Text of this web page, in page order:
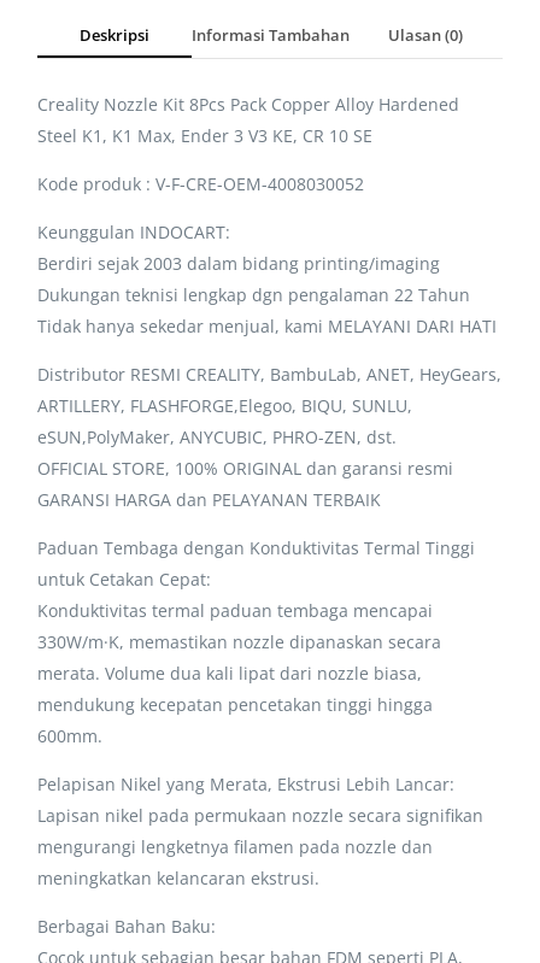
Deskripsi Informasi Tambahan Ulasan (0)
Creality Nozzle Kit 8Pcs Pack Copper Alloy Hardened
Steel K1, K1 Max, Ender 3 V3 KE, CR 10 SE
Kode produk : V-F-CRE-OEM-4008030052
Keunggulan INDOCART:
Berdiri sejak 2003 dalam bidang printing/imaging
Dukungan teknisi lengkap dgn pengalaman 22 Tahun
Tidak hanya sekedar menjual, kami MELAYANI DARI HATI
Distributor RESMI CREALITY, BambuLab, ANET, HeyGears,
ARTILLERY, FLASHFORGE,Elegoo, BIQU, SUNLU,
eSUN,PolyMaker, ANYCUBIC, PHRO-ZEN, dst.
OFFICIAL STORE, 100% ORIGINAL dan garansi resmi
GARANSI HARGA dan PELAYANAN TERBAIK
Paduan Tembaga dengan Konduktivitas Termal Tinggi
untuk Cetakan Cepat:
Konduktivitas termal paduan tembaga mencapai
330W/m·K, memastikan nozzle dipanaskan secara
merata. Volume dua kali lipat dari nozzle biasa,
mendukung kecepatan pencetakan tinggi hingga
600mm.
Pelapisan Nikel yang Merata, Ekstrusi Lebih Lancar:
Lapisan nikel pada permukaan nozzle secara signifikan
mengurangi lengketnya filamen pada nozzle dan
meningkatkan kelancaran ekstrusi.
Berbagai Bahan Baku:
Cocok untuk sebagian besar bahan FDM seperti PLA,